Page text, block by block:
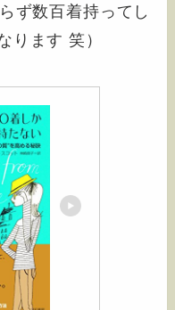
ず数百着持ってし
ります 笑）